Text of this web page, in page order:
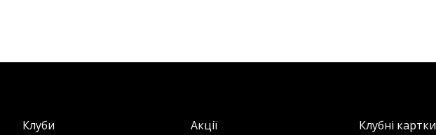
Клуби Акції Клубні картки